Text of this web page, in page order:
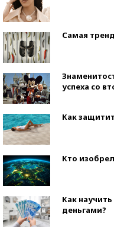
Самая
успеха со
Как
Кто
Как
деньгами?